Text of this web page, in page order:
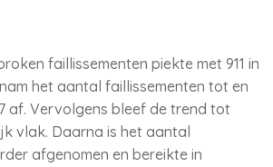
faillissementen piekte met 911 in
het aantal faillissementen tot en
af. Vervolgens bleef de trend tot
vlak. Daarna is het aantal
afgenomen en bereikte in